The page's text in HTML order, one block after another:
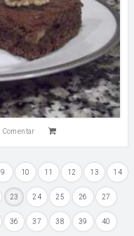
Comentar
9 10 11 12 13 14
23 24 25 26 27
36 37 38 39 40